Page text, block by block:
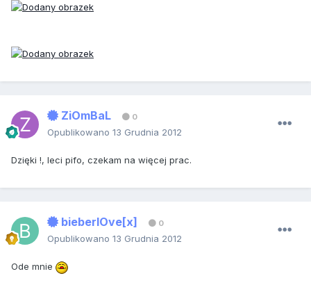
ZiOmBaL 0
Opublikowano 13 Grudnia 2012
Dzięki !, leci pifo, czekam na więcej prac.
bieberlOve[x] 0
Opublikowano 13 Grudnia 2012
Ode mnie